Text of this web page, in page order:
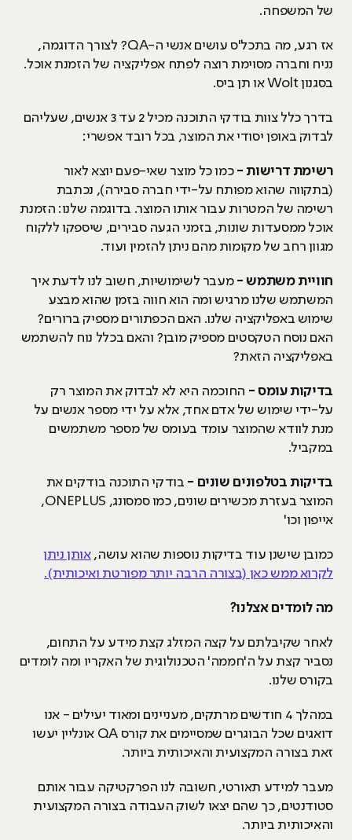
של המשפחה.
אז רגע, מה בתכל'ס עושים אנשי ה-QA? לצורך הדוגמה,
נניח וחברה מסוימת רוצה לפתח אפליקציה של הזמנת אוכל.
בסגנון Wolt או תן ביס.
בדרך כלל צוות בודקי התוכנה מכיל 2 עד 3 אנשים, שעליהם
לבדוק באופן יסודי את המוצר, בכל רובד אפשרי:
רשימת דרישות -כמו כל מוצר שאי-פעם יוצא לאור
(בתקווה שהוא מפותח על-ידי חברה סבירה), נכתבת
רשימה של המטרות עבור אותו המוצר. בדוגמה שלנו: הזמנת
אוכל ממסעדות שונות, בזמני הגעה סבירים, שיספקו ללקוח
מגוון רחב של מקומות מהם ניתן להזמין ועוד.
חוויית משתמש - מעבר לשימושיות, חשוב לנו לדעת איך
המשתמש שלנו מרגיש ומה הוא חווה בזמן שהוא מבצע
שימוש באפליקציה שלנו. האם הכפתורים מספיק ברורים?
האם נוסח הטקסטים מספיק מובן? והאם בכלל נוח להשתמש
באפליקציה הזאת?
בדיקות עומס - החוכמה היא לא לבדוק את המוצר רק
על-ידי שימוש של אדם אחד, אלא על ידי מספר אנשים על
מנת לוודא שהמוצר עומד בעומס של מספר משתמשים
במקביל.
בדיקות בטלפונים שונים - בודקי התוכנה בודקים את
המוצר בעזרת מכשירים שונים, כמו סמסונג, ONEPLUS,
אייפון וכו'
כמובן שישנן עוד בדיקות נוספות שהוא עושה,אותן ניתן
לקרוא ממש כאן (בצורה הרבה יותר מפורטת ואיכותית).
מה לומדים אצלנו?
לאחר שקיבלתם על קצה המזלג קצת מידע על התחום,
נסביר קצת על ה'חממה' הטכנולוגית של האקריו ומה לומדים
בקורס שלנו.
במהלך 4 חודשים מרתקים, מעניינים ומאוד יעילים - אנו
דואגים שכל הבוגרים שמסיימים את קורס QA אונליין יעשו
זאת בצורה המקצועית והאיכותית ביותר.
מעבר למידע תאורטי, חשובה לנו הפרקטיקה עבור אותם
סטודנטים, כך שהם יצאו לשוק העבודה בצורה המקצועית
והאיכותית ביותר.